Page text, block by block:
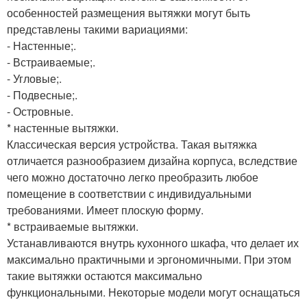
особенностей размещения вытяжки могут быть
представлены такими вариациями:
- Настенные;.
- Встраиваемые;.
- Угловые;.
- Подвесные;.
- Островные.
* настенные вытяжки.
Классическая версия устройства. Такая вытяжка
отличается разнообразием дизайна корпуса, вследствие
чего можно достаточно легко преобразить любое
помещение в соответствии с индивидуальными
требованиями. Имеет плоскую форму.
* встраиваемые вытяжки.
Устанавливаются внутрь кухонного шкафа, что делает их
максимально практичными и эргономичными. При этом
такие вытяжки остаются максимально
функциональными. Некоторые модели могут оснащаться